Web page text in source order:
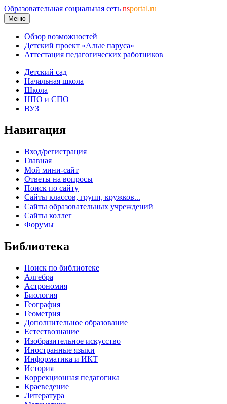
Образовательная социальная сеть nsportal.ru
Меню
Обзор возможностей
Детский проект «Алые паруса»
Аттестация педагогических работников
Детский сад
Начальная школа
Школа
НПО и СПО
ВУЗ
Навигация
Вход/регистрация
Главная
Мой мини-сайт
Ответы на вопросы
Поиск по сайту
Сайты классов, групп, кружков...
Сайты образовательных учреждений
Сайты коллег
Форумы
Библиотека
Поиск по библиотеке
Алгебра
Астрономия
Биология
География
Геометрия
Дополнительное образование
Естествознание
Изобразительное искусство
Иностранные языки
Информатика и ИКТ
История
Коррекционная педагогика
Краеведение
Литература